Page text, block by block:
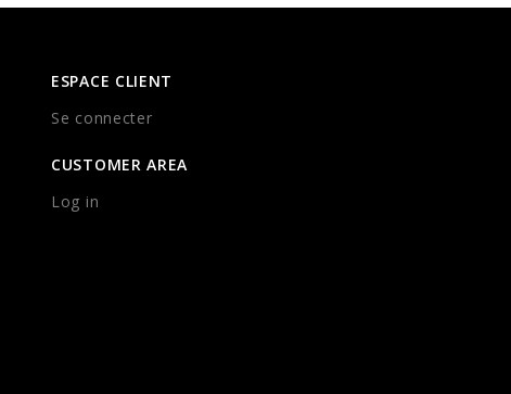
ESPACE CLIENT
Se connecter
CUSTOMER AREA
Log in